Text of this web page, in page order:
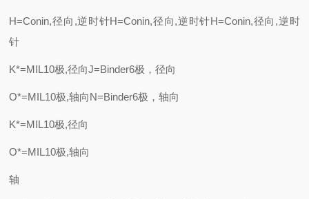
H=Conin,径向,逆时针H=Conin,径向,逆时针H=Conin,径向,逆时
针
K*=MIL10极,径向J=Binder6极，径向
O*=MIL10极,轴向N=Binder6极，轴向
K*=MIL10极,径向
O*=MIL10极,轴向
轴